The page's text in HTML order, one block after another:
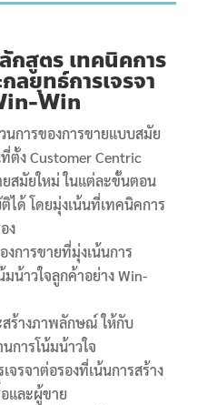
กสูตร เทคนิคการ
ลยุทธ์การเจรจา
Win
นการของการขายแบบสมัย
ตั้ง Customer Centric
ยสมัยใหม่ ในแต่ละขั้นตอน
ได้ โดยมุ่งเน้นที่เทคนิคการ
ง
งการขายที่มุ่งเน้นการ
มน้าวใจลูกค้าอย่าง Win-
ร้างภาพลักษณ์ ให้กับ
การโน้มน้าวใจ
รจาต่อรองที่เน้นการสร้าง
และผู้ขาย